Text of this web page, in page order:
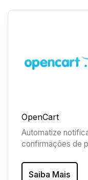
OpenCart
Automatize
confirmações de
Saiba Mais